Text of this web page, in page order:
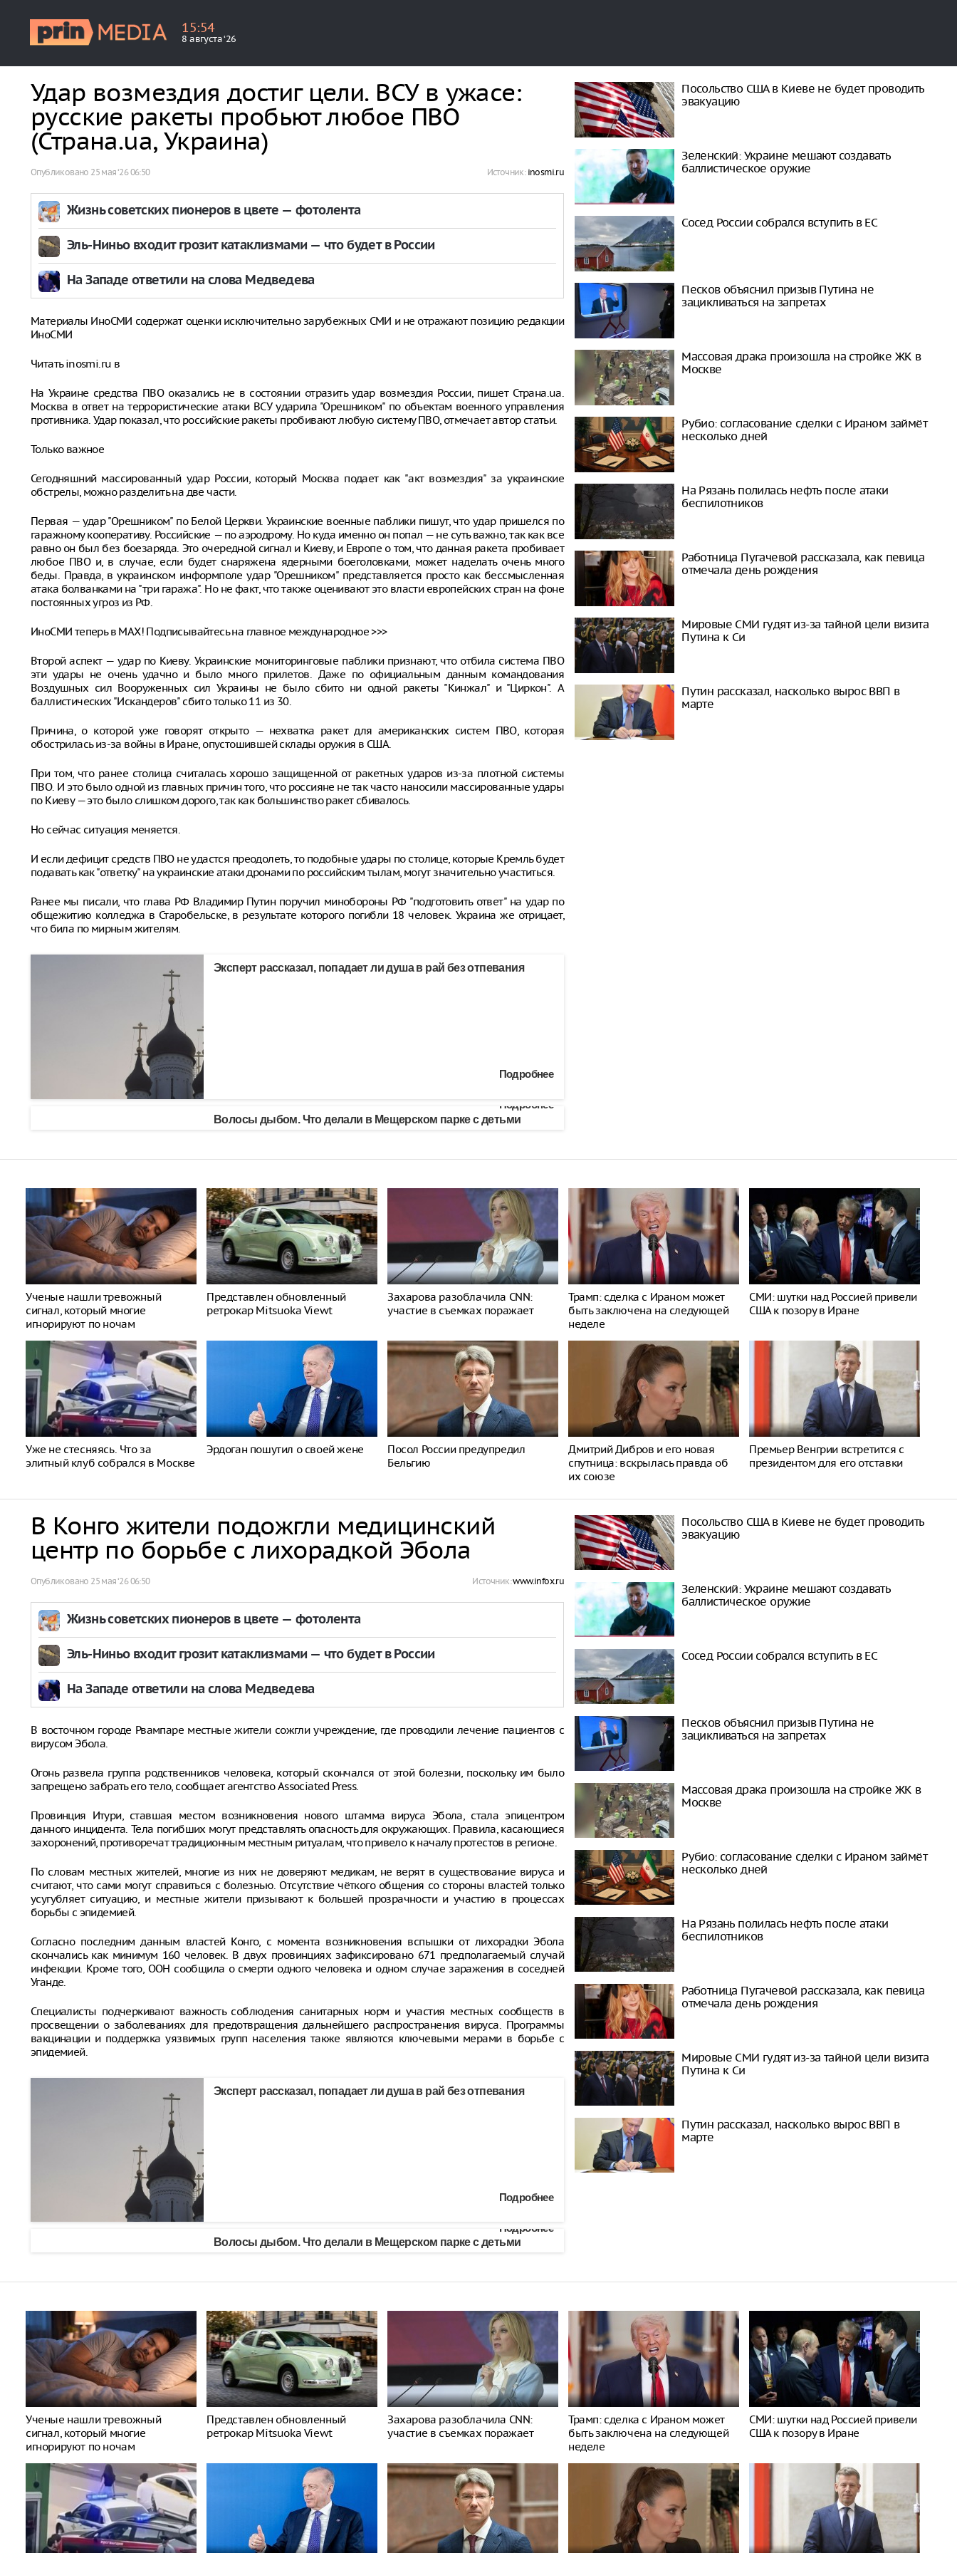
15:54
8 августа ‘26
Удар возмездия достиг цели. ВСУ в ужасе:
русские ракеты пробьют любое ПВО
(Страна.ua, Украина)
Опубликовано 25 мая ‘26 06:50 Источник: inosmi.ru
Жизнь советских пионеров в цвете — фотолента
Эль-Ниньо входит грозит катаклизмами — что будет в России
На Западе ответили на слова Медведева
Материалы ИноСМИ содержат оценки исключительно зарубежных СМИ и не отражают позицию редакции
ИноСМИ
Читать inosmi.ru в
На Украине средства ПВО оказались не в состоянии отразить удар возмездия России, пишет Страна.ua.
Москва в ответ на террористические атаки ВСУ ударила "Орешником" по объектам военного управления
противника. Удар показал, что российские ракеты пробивают любую систему ПВО, отмечает автор статьи.
Только важное
Сегодняшний массированный удар России, который Москва подает как "акт возмездия" за украинские
обстрелы, можно разделить на две части.
Первая — удар "Орешником" по Белой Церкви. Украинские военные паблики пишут, что удар пришелся по
гаражному кооперативу. Российские — по аэродрому. Но куда именно он попал — не суть важно, так как все
равно он был без боезаряда. Это очередной сигнал и Киеву, и Европе о том, что данная ракета пробивает
любое ПВО и, в случае, если будет снаряжена ядерными боеголовками, может наделать очень много
беды. Правда, в украинском информполе удар "Орешником" представляется просто как бессмысленная
атака болванками на "три гаража". Но не факт, что также оценивают это власти европейских стран на фоне
постоянных угроз из РФ.
ИноСМИ теперь в MAX! Подписывайтесь на главное международное >>>
Второй аспект — удар по Киеву. Украинские мониторинговые паблики признают, что отбила система ПВО
эти удары не очень удачно и было много прилетов. Даже по официальным данным командования
Воздушных сил Вооруженных сил Украины не было сбито ни одной ракеты "Кинжал" и "Циркон". А
баллистических "Искандеров" сбито только 11 из 30.
Причина, о которой уже говорят открыто — нехватка ракет для американских систем ПВО, которая
обострилась из-за войны в Иране, опустошившей склады оружия в США.
При том, что ранее столица считалась хорошо защищенной от ракетных ударов из-за плотной системы
ПВО. И это было одной из главных причин того, что россияне не так часто наносили массированные удары
по Киеву — это было слишком дорого, так как большинство ракет сбивалось.
Но сейчас ситуация меняется.
И если дефицит средств ПВО не удастся преодолеть, то подобные удары по столице, которые Кремль будет
подавать как "ответку" на украинские атаки дронами по российским тылам, могут значительно участиться.
Ранее мы писали, что глава РФ Владимир Путин поручил минобороны РФ "подготовить ответ" на удар по
общежитию колледжа в Старобельске, в результате которого погибли 18 человек. Украина же отрицает,
что била по мирным жителям.
Эксперт рассказал, попадает ли душа в рай без отпевания
Подробнее
Волосы дыбом. Что делали в Мещерском парке с детьми
Подробнее
Посольство США в Киеве не будет проводить
эвакуацию
Зеленский: Украине мешают создавать
баллистическое оружие
Сосед России собрался вступить в ЕС
Песков объяснил призыв Путина не
зацикливаться на запретах
Массовая драка произошла на стройке ЖК в
Москве
Рубио: согласование сделки с Ираном займёт
несколько дней
На Рязань полилась нефть после атаки
беспилотников
Работница Пугачевой рассказала, как певица
отмечала день рождения
Мировые СМИ гудят из-за тайной цели визита
Путина к Си
Путин рассказал, насколько вырос ВВП в
марте
Ученые нашли тревожный
сигнал, который многие
игнорируют по ночам
Представлен обновленный
ретрокар Mitsuoka Viewt
Захарова разоблачила CNN:
участие в съемках поражает
Трамп: сделка с Ираном может
быть заключена на следующей
неделе
СМИ: шутки над Россией привели
США к позору в Иране
Уже не стесняясь. Что за
элитный клуб собрался в Москве
Эрдоган пошутил о своей жене
Посол России предупредил
Бельгию
Дмитрий Дибров и его новая
спутница: вскрылась правда об
их союзе
Премьер Венгрии встретится с
президентом для его отставки
В Конго жители подожгли медицинский
центр по борьбе с лихорадкой Эбола
Опубликовано 25 мая ‘26 06:50 Источник:www.infox.ru
Жизнь советских пионеров в цвете — фотолента
Эль-Ниньо входит грозит катаклизмами — что будет в России
На Западе ответили на слова Медведева
В восточном городе Рвампаре местные жители сожгли учреждение, где проводили лечение пациентов с
вирусом Эбола.
Огонь развела группа родственников человека, который скончался от этой болезни, поскольку им было
запрещено забрать его тело, сообщает агентство Associated Press.
Провинция Итури, ставшая местом возникновения нового штамма вируса Эбола, стала эпицентром
данного инцидента. Тела погибших могут представлять опасность для окружающих. Правила, касающиеся
захоронений, противоречат традиционным местным ритуалам, что привело к началу протестов в регионе.
По словам местных жителей, многие из них не доверяют медикам, не верят в существование вируса и
считают, что сами могут справиться с болезнью. Отсутствие чёткого общения со стороны властей только
усугубляет ситуацию, и местные жители призывают к большей прозрачности и участию в процессах
борьбы с эпидемией.
Согласно последним данным властей Конго, с момента возникновения вспышки от лихорадки Эбола
скончались как минимум 160 человек. В двух провинциях зафиксировано 671 предполагаемый случай
инфекции. Кроме того, ООН сообщила о смерти одного человека и одном случае заражения в соседней
Уганде.
Специалисты подчеркивают важность соблюдения санитарных норм и участия местных сообществ в
просвещении о заболеваниях для предотвращения дальнейшего распространения вируса. Программы
вакцинации и поддержка уязвимых групп населения также являются ключевыми мерами в борьбе с
эпидемией.
Эксперт рассказал, попадает ли душа в рай без отпевания
Подробнее
Волосы дыбом. Что делали в Мещерском парке с детьми
Подробнее
Посольство США в Киеве не будет проводить
эвакуацию
Зеленский: Украине мешают создавать
баллистическое оружие
Сосед России собрался вступить в ЕС
Песков объяснил призыв Путина не
зацикливаться на запретах
Массовая драка произошла на стройке ЖК в
Москве
Рубио: согласование сделки с Ираном займёт
несколько дней
На Рязань полилась нефть после атаки
беспилотников
Работница Пугачевой рассказала, как певица
отмечала день рождения
Мировые СМИ гудят из-за тайной цели визита
Путина к Си
Путин рассказал, насколько вырос ВВП в
марте
Ученые нашли тревожный
сигнал, который многие
игнорируют по ночам
Представлен обновленный
ретрокар Mitsuoka Viewt
Захарова разоблачила CNN:
участие в съемках поражает
Трамп: сделка с Ираном может
быть заключена на следующей
неделе
СМИ: шутки над Россией привели
США к позору в Иране